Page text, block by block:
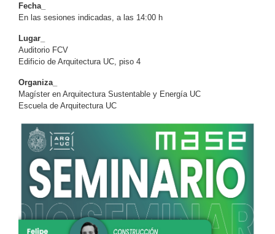
Fecha_
En las sesiones indicadas, a las 14:00 h
Lugar_
Auditorio FCV
Edificio de Arquitectura UC, piso 4
Organiza_
Magíster en Arquitectura Sustentable y Energía UC
Escuela de Arquitectura UC